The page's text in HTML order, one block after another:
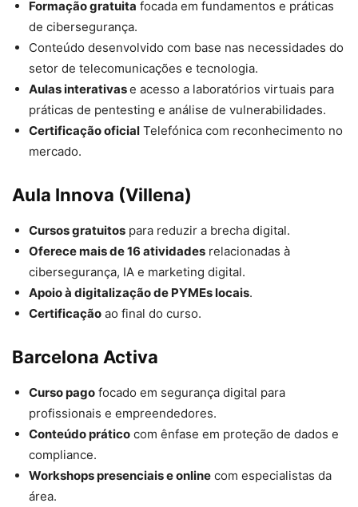
Formação gratuita focada em fundamentos e práticas
de cibersegurança.
Conteúdo desenvolvido com base nas necessidades do
setor de telecomunicações e tecnologia.
Aulas interativase acesso a laboratórios virtuais para
práticas de pentesting e análise de vulnerabilidades.
Certificação oficial Telefónica com reconhecimento no
mercado.
Aula Innova (Villena)
Cursos gratuitos para reduzir a brecha digital.
Oferece mais de 16 atividades relacionadas à
cibersegurança, IA e marketing digital.
Apoio à digitalização de PYMEs locais.
Certificação ao final do curso.
Barcelona Activa
Curso pago focado em segurança digital para
profissionais e empreendedores.
Conteúdo prático com ênfase em proteção de dados e
compliance.
Workshops presenciais e online com especialistas da
área.